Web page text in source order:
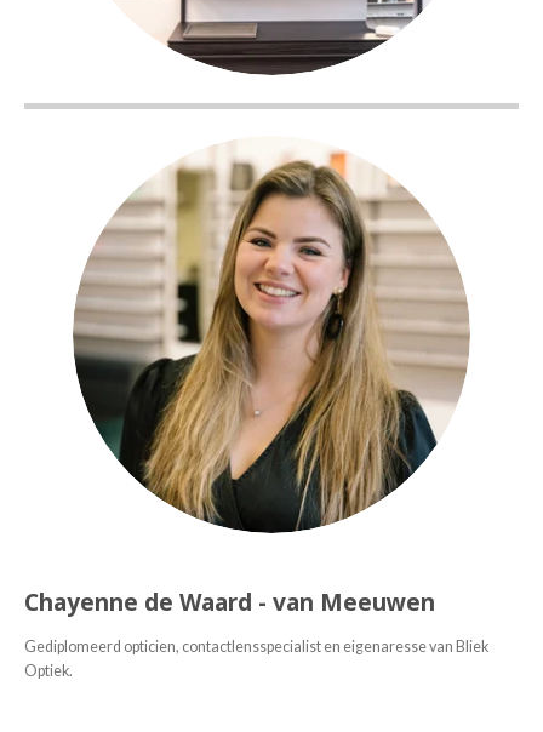
Chayenne de Waard - van Meeuwen
Gediplomeerd opticien, contactlensspecialist en eigenaresse van Bliek
Optiek.